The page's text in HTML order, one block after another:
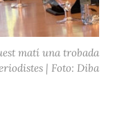
matí una trobada
| Foto: Diba